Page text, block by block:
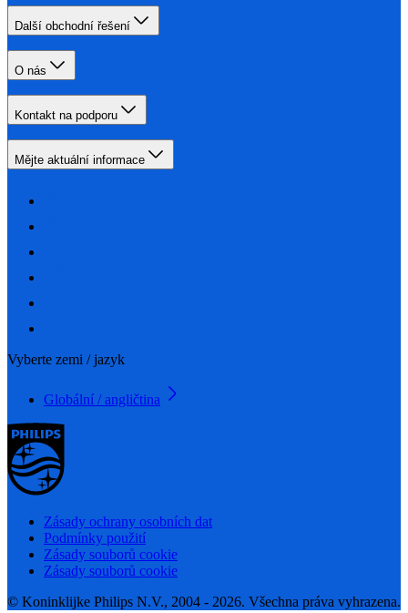
Další obchodní řešení
O nás
Kontakt na podporu
Mějte aktuální informace
Vyberte zemi / jazyk
Globální / angličtina
Zásady ochrany osobních dat
Podmínky použití
Zásady souborů cookie
Zásady souborů cookie
© Koninklijke Philips N.V., 2004 - 2026. Všechna práva vyhrazena.